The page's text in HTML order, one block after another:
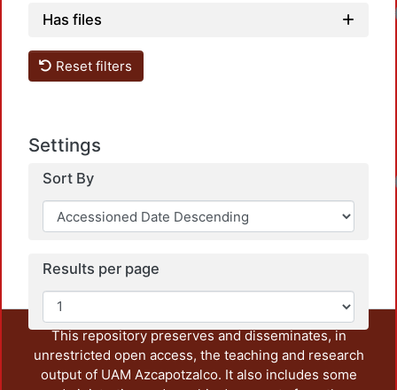
Has files
Reset filters
Settings
Sort By
Results per page
This repository preserves and disseminates, in
unrestricted open access, the teaching and research
output of UAM Azcapotzalco. It also includes some